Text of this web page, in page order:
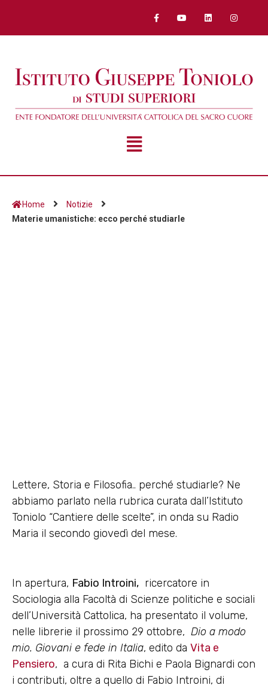
Home
Notizie
Materie umanistiche: ecco perché studiarle
Lettere, Storia e Filosofia.. perché studiarle? Ne
abbiamo parlato nella rubrica curata dall’Istituto
Toniolo “Cantiere delle scelte”, in onda su Radio
Maria il secondo giovedì del mese.
In apertura, Fabio Introini, ricercatore in
Sociologia alla Facoltà di Scienze politiche e sociali
dell’Università Cattolica, ha presentato il volume,
nelle librerie il prossimo 29 ottobre, Dio a modo
mio. Giovani e fede in Italia, edito da Vita e
Pensiero, a cura di Rita Bichi e Paola Bignardi con
i contributi, oltre a quello di Fabio Introini, di